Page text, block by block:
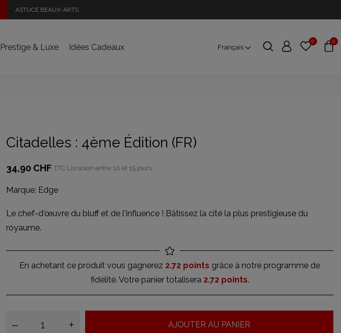
ASTUCE BEAUX-ARTS
Prestige & Luxe Idées Cadeaux Français
0 0
Citadelles : 4ème Édition (FR)
34,90 CHF TTC Livraison entre 10 et 15 jours
Marque: Edge
Le chef-d'œuvre du bluff et de l'influence ! Bâtissez la cité la plus prestigieuse du
royaume.
En achetant ce produit vous gagnerez 2.72 points grâce à notre programme de
fidélité. Votre panier totalisera 2.72 points.
– + AJOUTER AU PANIER